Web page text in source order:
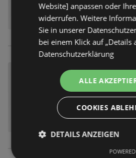
Website] anpassen oder
widerrufen. Weitere
Sie in unserer
bei einem Klick auf „Details
Datenschutzerklärung
ALLE
COOKIES
DETAILS ANZEIGEN